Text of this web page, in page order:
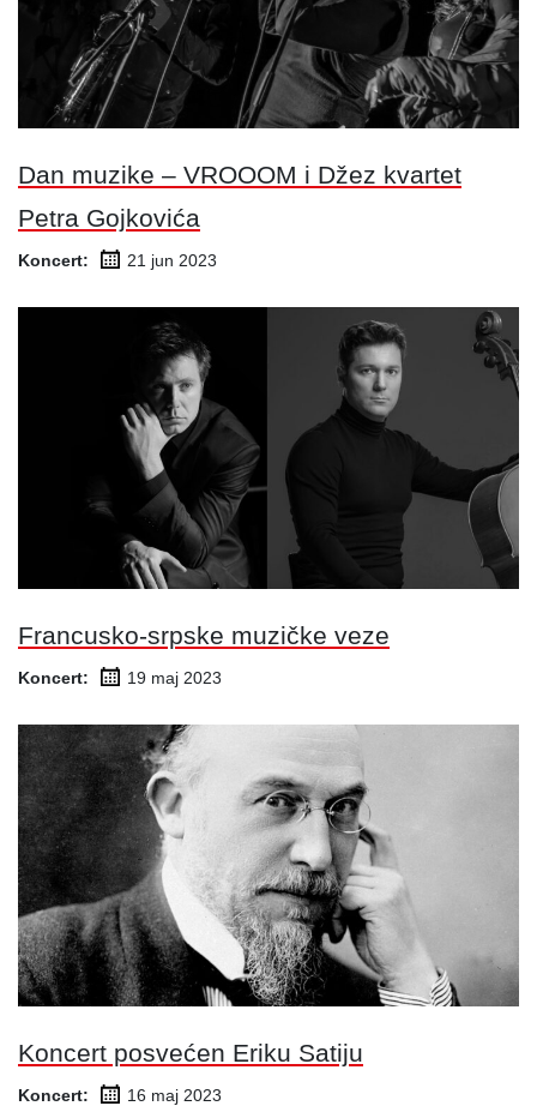
Dan muzike – VROOOM i Džez kvartet
Petra Gojkovića
Koncert: 21 jun 2023
Francusko-srpske muzičke veze
Koncert: 19 maj 2023
Koncert posvećen Eriku Satiju
Koncert: 16 maj 2023